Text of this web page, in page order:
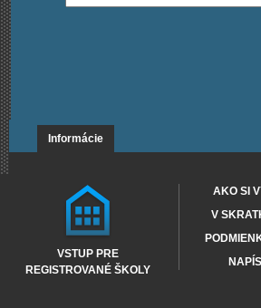
Informácie
VSTUP PRE
REGISTROVANÉ ŠKOLY
AKO SI
V